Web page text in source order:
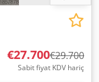
€27.700€29.700
Sabit fiyat KDV hariç